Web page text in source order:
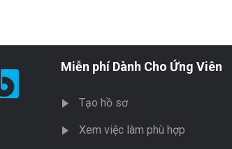
Miễn phí Dành Cho Ứng Viên
Tạo hồ sơ
Xem việc làm phù hợp